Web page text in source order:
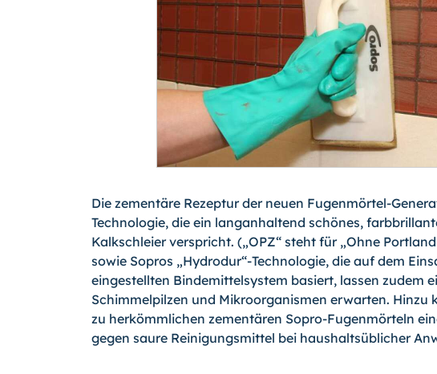
Die zementäre Rezeptur der neuen Fugenmörtel-
Technologie, die ein langanhaltend schönes,
Kalkschleier verspricht. („OPZ“ steht für „Ohne
sowie Sopros „Hydrodur“-Technologie, die auf dem
eingestellten Bindemittelsystem basiert, lassen zudem
Schimmelpilzen und Mikroorganismen erwarten. Hinzu
zu herkömmlichen zementären Sopro-Fugenmörteln
gegen saure Reinigungsmittel bei haushaltsüblicher